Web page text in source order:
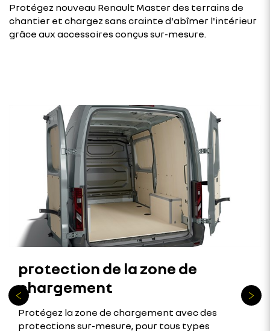
Protégez nouveau Renault Master des terrains de
chantier et chargez sans crainte d'abîmer l'intérieur
grâce aux accessoires conçus sur-mesure.
protection de la zone de
chargement
Protégez la zone de chargement avec des
protections sur-mesure, pour tous types